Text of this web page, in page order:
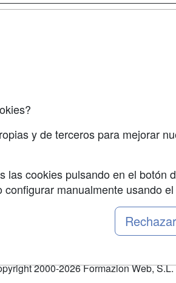
2000-2026 Formazion Web,
y de terceros para mejorar
las cookies pulsando en el
configurar manualmente usando